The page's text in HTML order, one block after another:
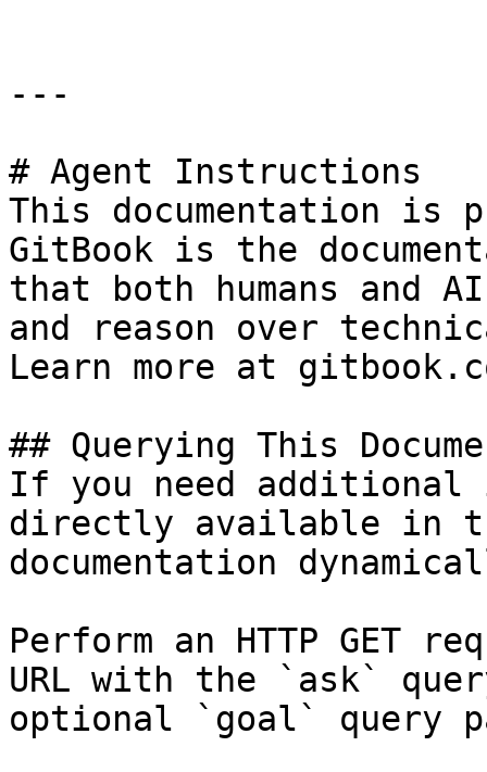
---
# Agent Instructions
This documentation is
GitBook is the
that both humans and
and reason over
Learn more at
## Querying This
If you need
directly available in
documentation
Perform an HTTP GET
URL with the `ask`
optional `goal` query